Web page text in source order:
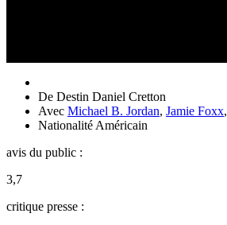
De Destin Daniel Cretton
Avec Michael B. Jordan, Jamie Foxx,
Nationalité Américain
avis du public :
3,7
critique presse :